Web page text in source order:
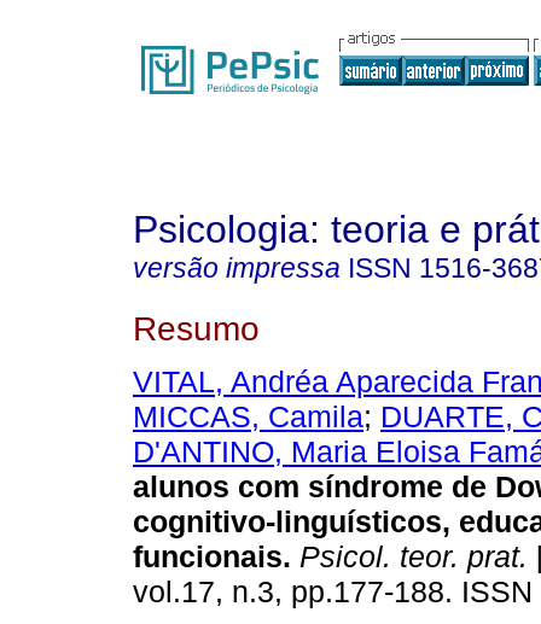
Psicologia: teoria e
versão impressa ISSN 1516-
Resumo
VITAL, Andréa Aparecida
MICCAS, Camila; DUARTE,
D'ANTINO, Maria Eloisa
alunos com síndrome de
cognitivo-linguísticos,
funcionais. Psicol. teor. prat.
vol.17, n.3, pp.177-188.